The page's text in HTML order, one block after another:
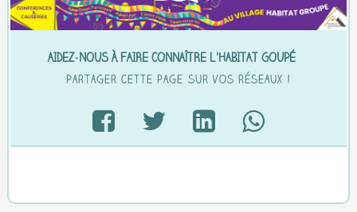
AIDEZ-NOUS À FAIRE CONNAÎTRE L’HABITAT GOUPÉ…
Partager cette page sur vos réseaux !